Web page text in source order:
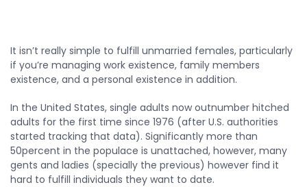
It isn’t really simple to fulfill unmarried females, particularly
if you’re managing work existence, family members
existence, and a personal existence in addition.
In the United States, single adults now outnumber hitched
adults for the first time since 1976 (after U.S. authorities
started tracking that data). Significantly more than
50percent in the populace is unattached, however, many
gents and ladies (specially the previous) however find it
hard to fulfill individuals they want to date.